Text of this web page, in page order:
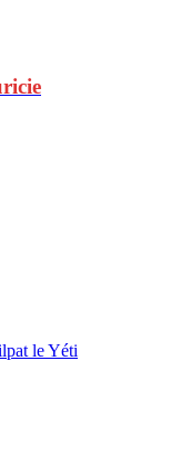
le Yéti